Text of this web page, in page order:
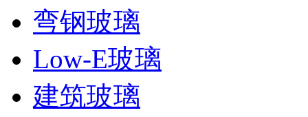
弯钢玻璃
Low-E玻璃
建筑玻璃